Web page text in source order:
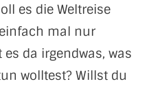
es die Weltreise
mal nur
da irgendwas, was
wolltest? Willst du